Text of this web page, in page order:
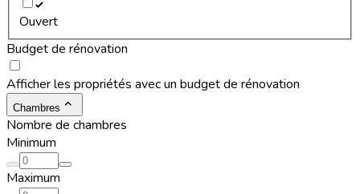
Ouvert
Budget de rénovation
Afficher les propriétés avec un budget de rénovation
Chambres
Nombre de chambres
Minimum
Maximum